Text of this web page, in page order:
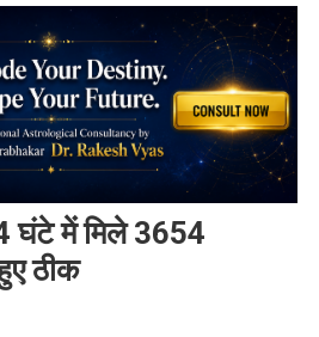
घंटे में मिले 3654
ठीक